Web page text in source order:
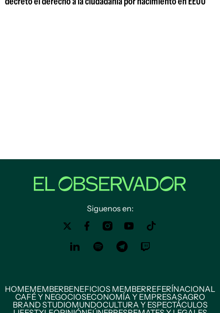
Siguenos en:
HOMEMEMBERBENEFICIOS MEMBERREFERÍNACIONAL
CAFÉ Y NEGOCIOSECONOMÍA Y EMPRESASAGRO
BRAND STUDIOMUNDOCULTURA Y ESPECTÁCULOS